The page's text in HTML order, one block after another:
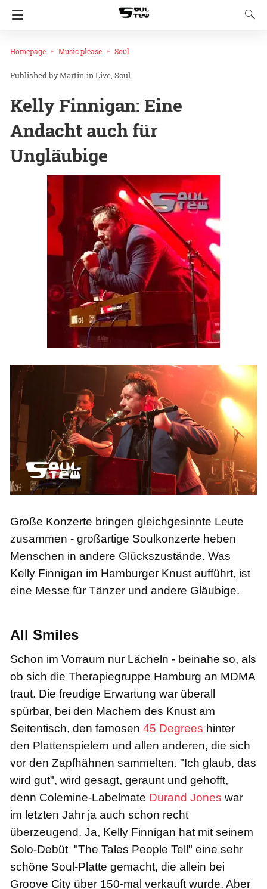
Homepage Music please Soul
Martin inLive Soul
Kelly Finnigan: Eine
Andacht auch für
Ungläubige
Große Konzerte bringen gleichgesinnte Leute
zusammen - großartige Soulkonzerte heben
Menschen in andere Glückszustände. Was
Kelly Finnigan im Hamburger Knust aufführt, ist
eine Messe für Tänzer und andere Gläubige.
All Smiles
Schon im Vorraum nur Lächeln - beinahe so, als
ob sich die Therapiegruppe Hamburg an MDMA
traut. Die freudige Erwartung war überall
spürbar, bei den Machern des Knust am
Seitentisch, den famosen 45 Degrees hinter
den Plattenspielern und allen anderen, die sich
vor den Zapfhähnen sammelten. "Ich glaub, das
wird gut", wird gesagt, geraunt und gehofft,
denn Colemine-Labelmate Durand Jones war
im letzten Jahr ja auch schon recht
überzeugend. Ja, Kelly Finnigan hat mit seinem
Solo-Debüt "The Tales People Tell" eine sehr
schöne Soul-Platte gemacht, die allein bei
Groove City über 150-mal verkauft wurde. Aber